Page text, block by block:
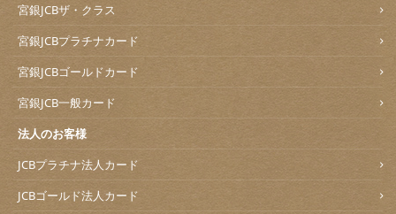
宮銀JCBザ・クラス
宮銀JCBプラチナカード
宮銀JCBゴールドカード
宮銀JCB一般カード
法人のお客様
JCBプラチナ法人カード
JCBゴールド法人カード